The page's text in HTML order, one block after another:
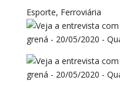
Esporte, Ferroviária